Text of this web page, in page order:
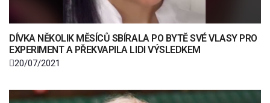
DÍVKA NĚKOLIK MĚSÍCŮ SBÍRALA PO BYTĚ SVÉ VLASY PRO
EXPERIMENT A PŘEKVAPILA LIDI VÝSLEDKEM
20/07/2021